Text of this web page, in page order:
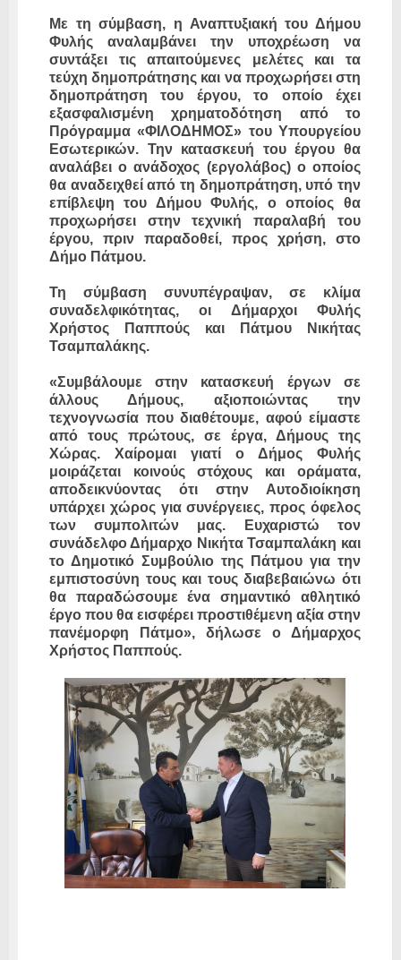
Με τη σύμβαση, η Αναπτυξιακή του Δήμου
Φυλής αναλαμβάνει την υποχρέωση να
συντάξει τις απαιτούμενες μελέτες και τα
τεύχη δημοπράτησης και να προχωρήσει στη
δημοπράτηση του έργου, το οποίο έχει
εξασφαλισμένη χρηματοδότηση από το
Πρόγραμμα «ΦΙΛΟΔΗΜΟΣ» του Υπουργείου
Εσωτερικών. Την κατασκευή του έργου θα
αναλάβει ο ανάδοχος (εργολάβος) ο οποίος
θα αναδειχθεί από τη δημοπράτηση, υπό την
επίβλεψη του Δήμου Φυλής, ο οποίος θα
προχωρήσει στην τεχνική παραλαβή του
έργου, πριν παραδοθεί, προς χρήση, στο
Δήμο Πάτμου.
Τη σύμβαση συνυπέγραψαν, σε κλίμα
συναδελφικότητας, οι Δήμαρχοι Φυλής
Χρήστος Παππούς και Πάτμου Νικήτας
Τσαμπαλάκης.
«Συμβάλουμε στην κατασκευή έργων σε
άλλους Δήμους, αξιοποιώντας την
τεχνογνωσία που διαθέτουμε, αφού είμαστε
από τους πρώτους, σε έργα, Δήμους της
Χώρας. Χαίρομαι γιατί ο Δήμος Φυλής
μοιράζεται κοινούς στόχους και οράματα,
αποδεικνύοντας ότι στην Αυτοδιοίκηση
υπάρχει χώρος για συνέργειες, προς όφελος
των συμπολιτών μας. Ευχαριστώ τον
συνάδελφο Δήμαρχο Νικήτα Τσαμπαλάκη και
το Δημοτικό Συμβούλιο της Πάτμου για την
εμπιστοσύνη τους και τους διαβεβαιώνω ότι
θα παραδώσουμε ένα σημαντικό αθλητικό
έργο που θα εισφέρει προστιθέμενη αξία στην
πανέμορφη Πάτμο», δήλωσε ο Δήμαρχος
Χρήστος Παππούς.